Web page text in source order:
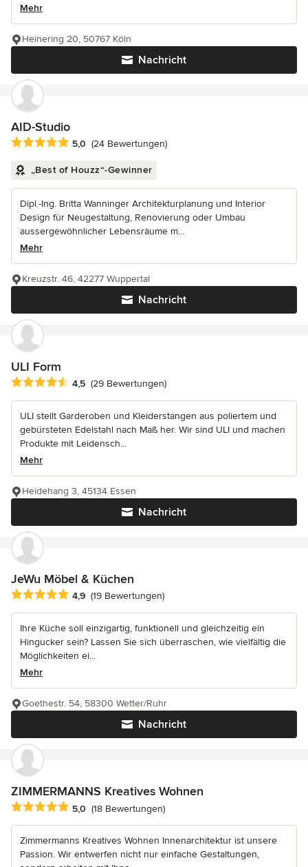
Mehr
Nachricht
Heinering 20, 50767 Köln
AID-Studio
Durchschnittliche Bewertung: 5 von 5 Sternen
5,0 (24 Bewertungen)
„Best of Houzz“-Gewinner
Dipl.-Ing. Britta Wanninger Architekturplanung und Interior
Design für Neugestaltung, Renovierung oder Umbau
aussergewöhnlicher Lebensräume m...
Mehr
Nachricht
Kreuzstr. 46, 42277 Wuppertal
ULI Form
Durchschnittliche Bewertung: 4.5 von 5 Sternen
4,5 (29 Bewertungen)
ULI stellt Garderoben und Kleiderstangen aus poliertem und
gebürsteten Edelstahl nach Maß her. Wir sind ULI und machen
Produkte mit Leidensch...
Mehr
Nachricht
Heidehang 3, 45134 Essen
JeWu Möbel & Küchen
Durchschnittliche Bewertung: 4.9 von 5 Sternen
4,9 (19 Bewertungen)
Ihre Küche soll einzigartig, funktionell und gleichzeitig ein
Hingucker sein? Lassen Sie sich überraschen, wie vielfältig die
Möglichkeiten ei...
Mehr
Nachricht
Goethestr. 54, 58300 Wetter/Ruhr
ZIMMERMANNS Kreatives Wohnen
Durchschnittliche Bewertung: 5 von 5 Sternen
5,0 (18 Bewertungen)
Zimmermanns Kreatives Wohnen Innenarchitektur ist unsere
Passion. Wir entwerfen nicht nur einfache Gestaltungen,